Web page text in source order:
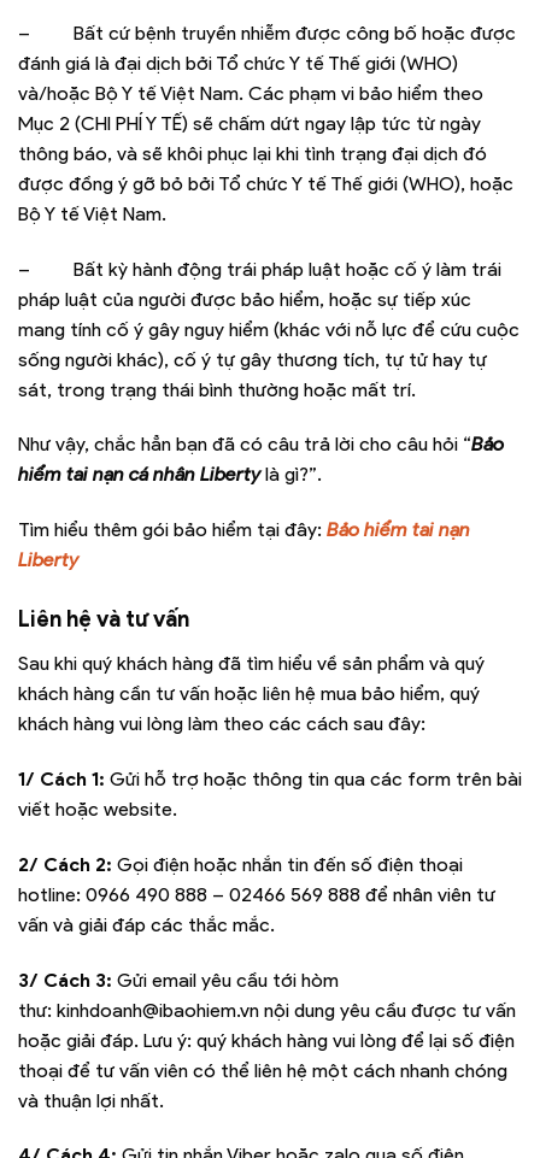
–
Bất cứ bệnh truyền nhiễm được công bố hoặc được
đánh giá là đại dịch bởi Tổ chức Y tế Thế giới (WHO)
và/hoặc Bộ Y tế Việt Nam. Các phạm vi bảo hiểm theo
Mục 2 (CHI PHÍ Y TẾ) sẽ chấm dứt ngay lập tức từ ngày
thông báo, và sẽ khôi phục lại khi tình trạng đại dịch đó
được đồng ý gỡ bỏ bởi Tổ chức Y tế Thế giới (WHO), hoặc
Bộ Y tế Việt Nam.
–
Bất kỳ hành động trái pháp luật hoặc cố ý làm trái
pháp luật của người được bảo hiểm, hoặc sự tiếp xúc
mang tính cố ý gây nguy hiểm (khác với nỗ lực để cứu cuộc
sống người khác), cố ý tự gây thương tích, tự tử hay tự
sát, trong trạng thái bình thường hoặc mất trí.
Như vậy, chắc hẳn bạn đã có câu trả lời cho câu hỏi “Bảo
hiểm tai nạn cá nhân Libertylà gì?”.
Tìm hiểu thêm gói bảo hiểm tại đây: Bảo hiểm tai nạn
Liberty
Liên hệ và tư vấn
Sau khi quý khách hàng đã tìm hiểu về sản phẩm và quý
khách hàng cần tư vấn hoặc liên hệ mua bảo hiểm, quý
khách hàng vui lòng làm theo các cách sau đây:
1/ Cách 1: Gửi hỗ trợ hoặc thông tin qua các form trên bài
viết hoặc website.
2/ Cách 2: Gọi điện hoặc nhắn tin đến số điện thoại
hotline: 0966 490 888 – 02466 569 888 để nhân viên tư
vấn và giải đáp các thắc mắc.
3/ Cách 3: Gửi email yêu cầu tới hòm
thư: kinhdoanh@ibaohiem.vn nội dung yêu cầu được tư vấn
hoặc giải đáp. Lưu ý: quý khách hàng vui lòng để lại số điện
thoại để tư vấn viên có thể liên hệ một cách nhanh chóng
và thuận lợi nhất.